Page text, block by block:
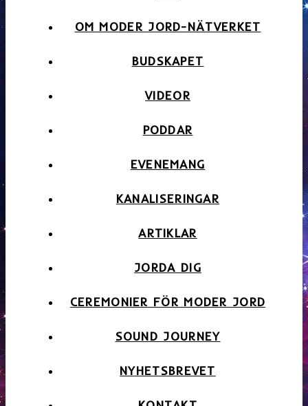
OM MODER JORD-NÄTVERKET
BUDSKAPET
VIDEOR
PODDAR
EVENEMANG
KANALISERINGAR
ARTIKLAR
JORDA DIG
CEREMONIER FÖR MODER JORD
SOUND JOURNEY
NYHETSBREVET